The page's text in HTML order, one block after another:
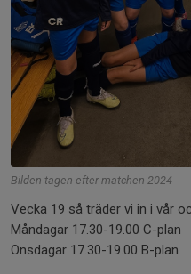
Bilden tagen efter matchen 2024
Vecka 19 så träder vi in i vår
Måndagar 17.30-19.00 C-plan
Onsdagar 17.30-19.00 B-plan